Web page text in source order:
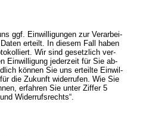
ggf. Ein­wil­li­gun­gen zur Ver­ar­bei­
er­teilt. In die­sem Fall haben
Wir sind ge­setz­lich ver­
Ein­wil­li­gung je­der­zeit für Sie ab­
kön­nen Sie uns er­teil­te Ein­wil­
die Zu­kunft wi­der­ru­fen. Wie Sie
er­fah­ren Sie unter Zif­fer 5
Wi­der­rufs­rechts“.